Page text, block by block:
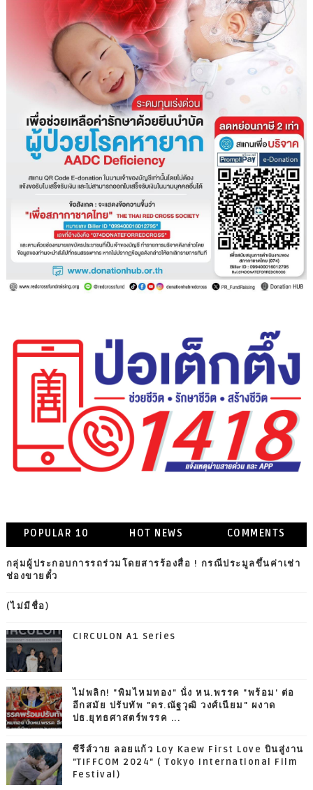
POPULAR 10 HOT NEWS COMMENTS
กลุ่มผู้ประกอบการรถร่วมโดยสารร้องสื่อ ! กรณีประมูลขึ้นค่าเช่า
ช่องขายตั๋ว
(ไม่มีชื่อ)
CIRCULON A1 Series
ไม่พลิก! "พิมไหมทอง" นั่ง หน.พรรค "พร้อม' ต่อ
อีกสมัย ปรับทัพ "ดร.ณัฐวุฒิ วงศ์เนียม" ผงาด
ปธ.ยุทธศาสตร์พรรค ...
ซีรีส์วาย ลอยแก้ว Loy Kaew First Love บินสู่งาน
"TIFFCOM 2024" ( Tokyo International Film
Festival)